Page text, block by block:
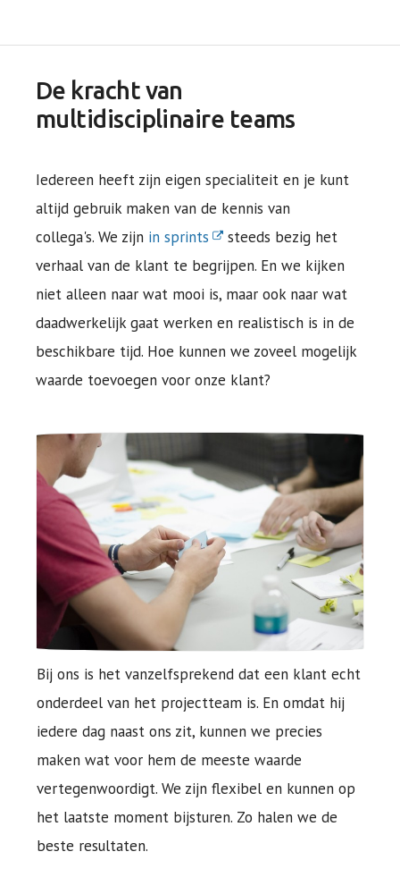
De kracht van
multidisciplinaire teams
Iedereen heeft zijn eigen specialiteit en je kunt
altijd gebruik maken van de kennis van
collega's. We zijn in sprints
steeds bezig het
verhaal van de klant te begrijpen. En we kijken
niet alleen naar wat mooi is, maar ook naar wat
daadwerkelijk gaat werken en realistisch is in de
beschikbare tijd. Hoe kunnen we zoveel mogelijk
waarde toevoegen voor onze klant?
Bij ons is het vanzelfsprekend dat een klant echt
onderdeel van het projectteam is. En omdat hij
iedere dag naast ons zit, kunnen we precies
maken wat voor hem de meeste waarde
vertegenwoordigt. We zijn flexibel en kunnen op
het laatste moment bijsturen. Zo halen we de
beste resultaten.